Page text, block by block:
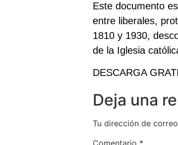
Este documento
entre liberales,
1810 y 1930,
de la Iglesia
DESCARGA
Deja una
Tu dirección de
Comentario *